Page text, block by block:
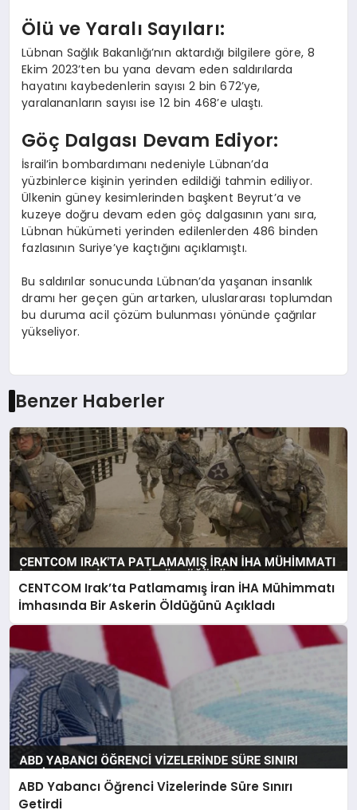
Ölü ve Yaralı Sayıları:
Lübnan Sağlık Bakanlığı’nın aktardığı bilgilere göre, 8
Ekim 2023’ten bu yana devam eden saldırılarda
hayatını kaybedenlerin sayısı 2 bin 672’ye,
yaralananların sayısı ise 12 bin 468’e ulaştı.
Göç Dalgası Devam Ediyor:
İsrail’in bombardımanı nedeniyle Lübnan’da
yüzbinlerce kişinin yerinden edildiği tahmin ediliyor.
Ülkenin güney kesimlerinden başkent Beyrut’a ve
kuzeye doğru devam eden göç dalgasının yanı sıra,
Lübnan hükümeti yerinden edilenlerden 486 binden
fazlasının Suriye’ye kaçtığını açıklamıştı.
Bu saldırılar sonucunda Lübnan’da yaşanan insanlık
dramı her geçen gün artarken, uluslararası toplumdan
bu duruma acil çözüm bulunması yönünde çağrılar
yükseliyor.
Benzer Haberler
CENTCOM Irak’ta Patlamamış İran İHA Mühimmatı
İmhasında Bir Askerin Öldüğünü Açıkladı
ABD Yabancı Öğrenci Vizelerinde Süre Sınırı
Getirdi